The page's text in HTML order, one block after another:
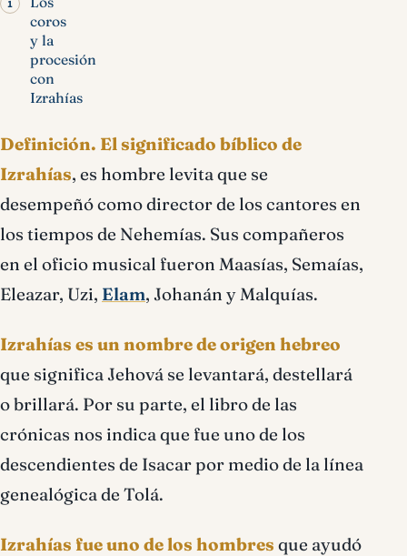
coros
y la
procesión
con
Izrahías
Definición. El significado bíblico de
Izrahías, es hombre levita que se
desempeñó como director de los cantores en
los tiempos de Nehemías. Sus compañeros
en el oficio musical fueron Maasías, Semaías,
Eleazar, Uzi, Elam, Johanán y Malquías.
Izrahías es un nombre de origen hebreo
que significa Jehová se levantará, destellará
o brillará. Por su parte, el libro de las
crónicas nos indica que fue uno de los
descendientes de Isacar por medio de la línea
genealógica de Tolá.
Izrahías fue uno de los hombres que ayudó